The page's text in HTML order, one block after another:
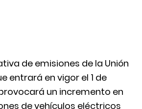
de emisiones de la Unión
entrará en vigor el 1 de
un incremento en
de vehículos eléctricos